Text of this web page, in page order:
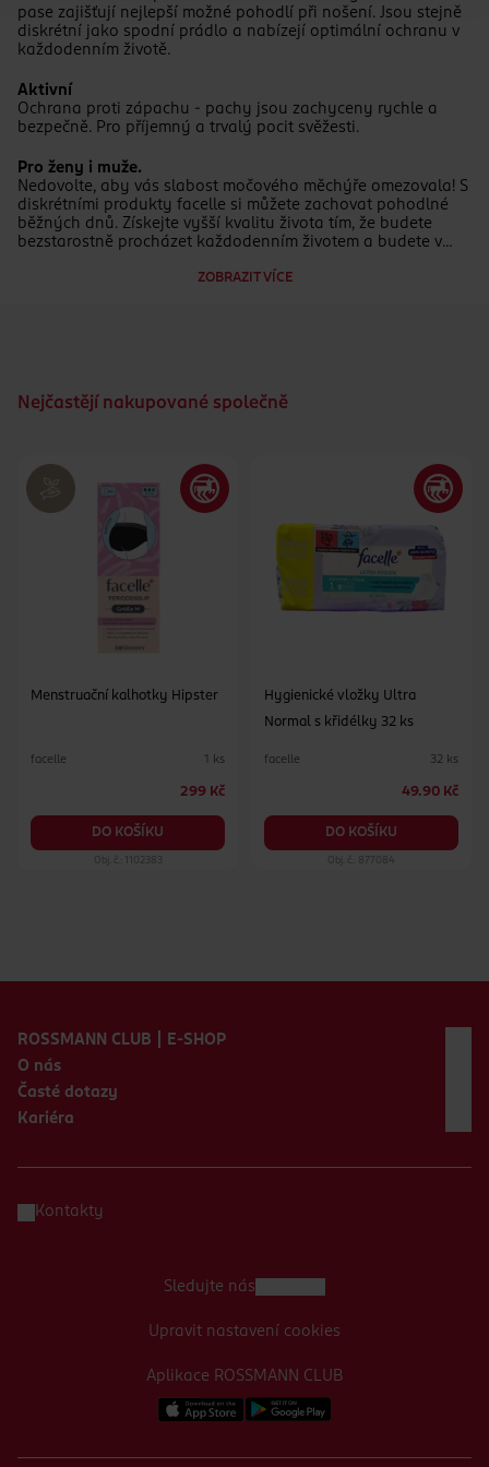
pase zajišťují nejlepší možné pohodlí při nošení. Jsou stejně
diskrétní jako spodní prádlo a nabízejí optimální ochranu v
každodenním životě.
Aktivní
Ochrana proti zápachu - pachy jsou zachyceny rychle a
bezpečně. Pro příjemný a trvalý pocit svěžesti.
Pro ženy i muže.
Nedovolte, aby vás slabost močového měchýře omezovala! S
diskrétními produkty facelle si můžete zachovat pohodlné
běžných dnů. Získejte vyšší kvalitu života tím, že budete
bezstarostně procházet každodenním životem a budete v
ZOBRAZIT VÍCE
Nejčastějí nakupované společně
Menstruační kalhotky Hipster
facelle 1 ks
299 Kč
DO KOŠÍKU
Obj. č.: 1102383
Hygienické vložky Ultra
Normal s křidélky 32 ks
facelle 32 ks
49.90 Kč
DO KOŠÍKU
Obj. č.: 877084
ROSSMANN CLUB | E-SHOP
O nás
Časté dotazy
Kariéra
Kontakty
Aplikace ROSSMANN CLUB
Sledujte nás
Upravit nastavení cookies